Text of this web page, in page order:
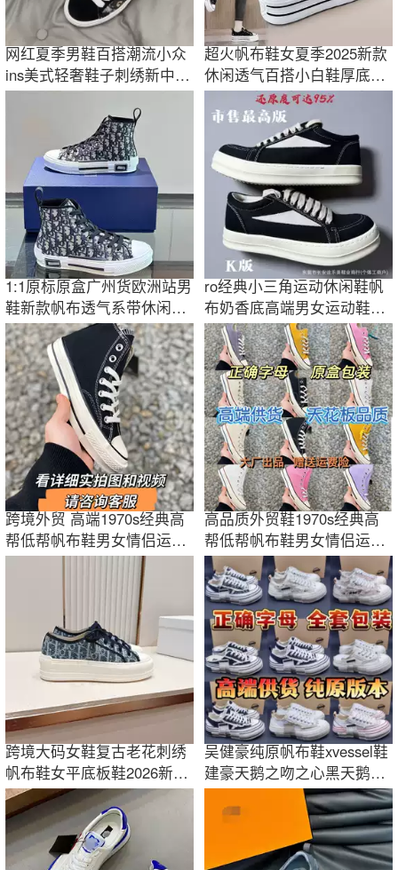
网红夏季男鞋百搭潮流小众
ins美式轻奢鞋子刺绣新中式
休闲男鞋
超火帆布鞋女夏季2025新款
休闲透气百搭小白鞋厚底增
高运动板鞋子
1:1原标原盒广州货欧洲站男
鞋新款帆布透气系带休闲高
帮板鞋
ro经典小三角运动休闲鞋帆
布奶香底高端男女运动鞋高
街潮流时尚风
跨境外贸 高端1970s经典高
帮低帮帆布鞋男女情侣运动
鞋复古板鞋潮
高品质外贸鞋1970s经典高
帮低帮帆布鞋男女情侣运动
鞋复古板鞋潮
跨境大码女鞋复古老花刺绣
帆布鞋女平底板鞋2026新款
春秋季休闲鞋
吴健豪纯原帆布鞋xvessel鞋
建豪天鹅之吻之心黑天鹅半
拖乞丐潮